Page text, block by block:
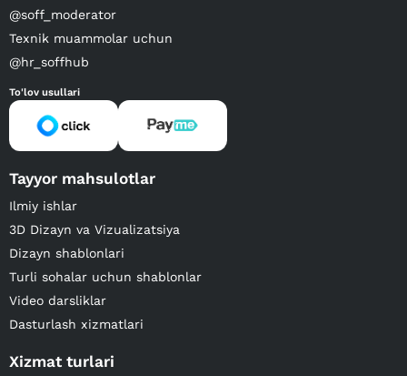
@soff_moderator
Texnik muammolar uchun
@hr_soffhub
To'lov usullari
Tayyor mahsulotlar
Ilmiy ishlar
3D Dizayn va Vizualizatsiya
Dizayn shablonlari
Turli sohalar uchun shablonlar
Video darsliklar
Dasturlash xizmatlari
Xizmat turlari